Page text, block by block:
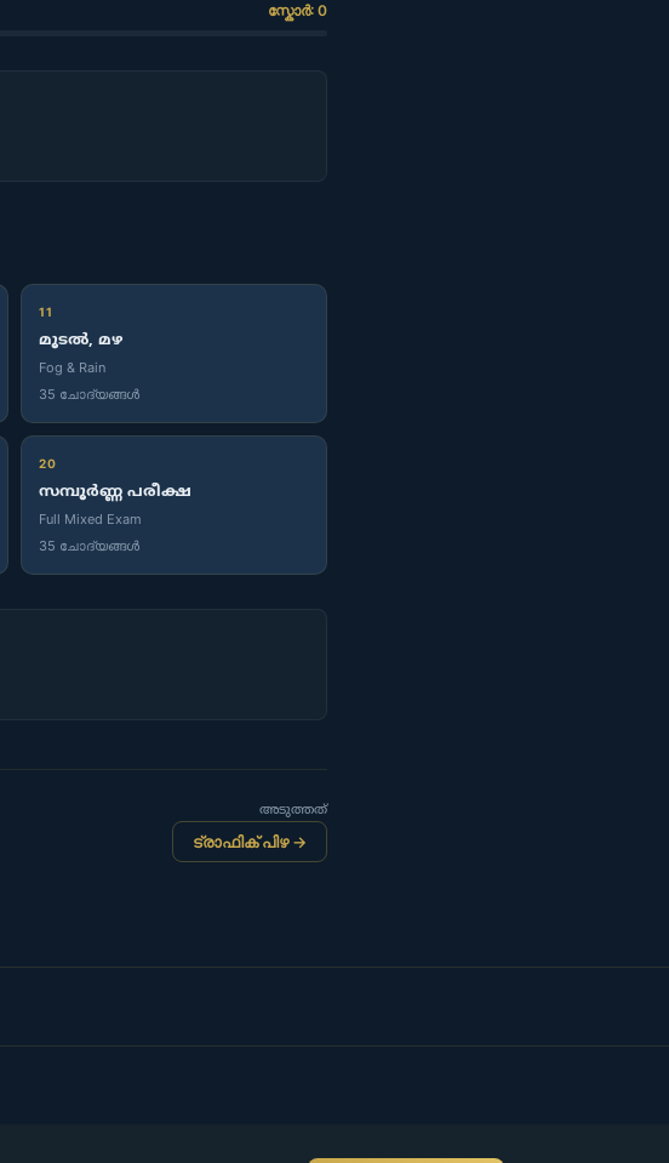
സ്കോർ: 0
11
മൂടൽ, മഴ
Fog & Rain
35 ചോദ്യങ്ങൾ
20
സമ്പൂർണ്ണ പരീക്ഷ
Full Mixed Exam
35 ചോദ്യങ്ങൾ
അടുത്തത്
ട്രാഫിക് പിഴ →